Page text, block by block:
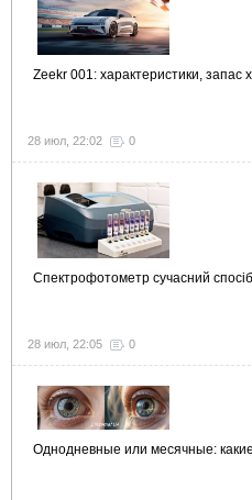
Zeekr 001: характеристики, запас
28 июл, 22:02 0
Спектрофотометр сучасний
28 июл, 22:05 0
Однодневные или месячные: